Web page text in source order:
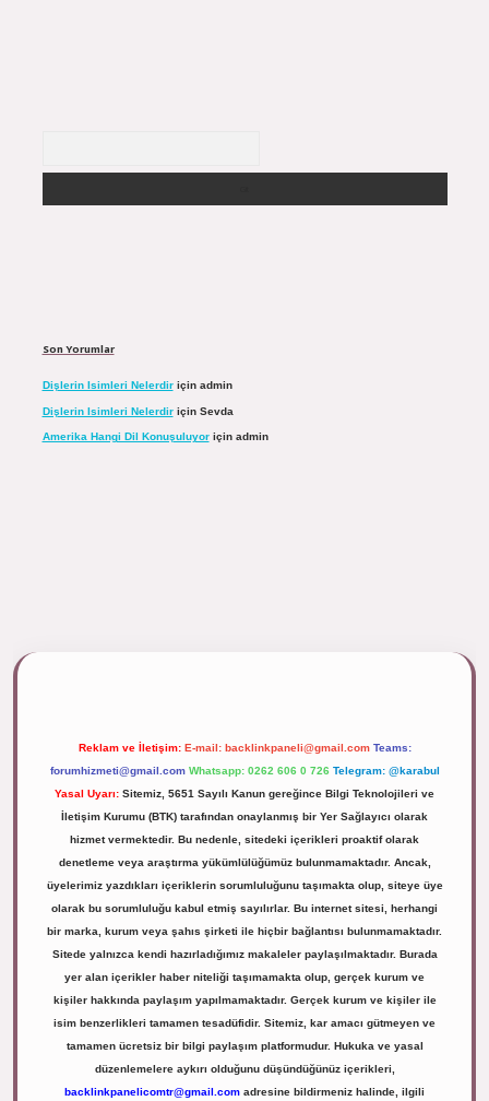
Son Yorumlar
Dişlerin Isimleri Nelerdiriçin admin
Dişlerin Isimleri Nelerdiriçin Sevda
Amerika Hangi Dil Konuşuluyoriçin admin
Reklam ve İletişim: E-mail: backlinkpaneli@gmail.com Teams:
forumhizmeti@gmail.com Whatsapp: 0262 606 0 726 Telegram: @karabul
Yasal Uyarı: Sitemiz, 5651 Sayılı Kanun gereğince Bilgi Teknolojileri ve
İletişim Kurumu (BTK) tarafından onaylanmış bir Yer Sağlayıcı olarak
hizmet vermektedir. Bu nedenle, sitedeki içerikleri proaktif olarak
denetleme veya araştırma yükümlülüğümüz bulunmamaktadır. Ancak,
üyelerimiz yazdıkları içeriklerin sorumluluğunu taşımakta olup, siteye üye
olarak bu sorumluluğu kabul etmiş sayılırlar. Bu internet sitesi, herhangi
bir marka, kurum veya şahıs şirketi ile hiçbir bağlantısı bulunmamaktadır.
Sitede yalnızca kendi hazırladığımız makaleler paylaşılmaktadır. Burada
yer alan içerikler haber niteliği taşımamakta olup, gerçek kurum ve
kişiler hakkında paylaşım yapılmamaktadır. Gerçek kurum ve kişiler ile
isim benzerlikleri tamamen tesadüfidir. Sitemiz, kar amacı gütmeyen ve
tamamen ücretsiz bir bilgi paylaşım platformudur. Hukuka ve yasal
düzenlemelere aykırı olduğunu düşündüğünüz içerikleri,
backlinkpanelicomtr@gmail.com adresine bildirmeniz halinde, ilgili